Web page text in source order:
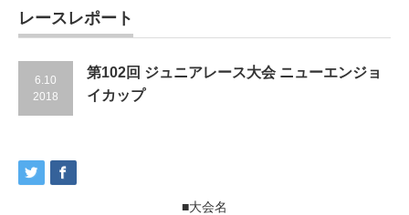
レースレポート
6.10
2018
第102回 ジュニアレース大会 ニューエンジョ
イカップ
■大会名